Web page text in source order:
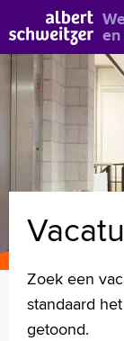
Vacatures
Vakgebieden
Opleidingen
Flexibel
Hoe wij het
Bekijk alle
Zoek een
standaard
getoond.